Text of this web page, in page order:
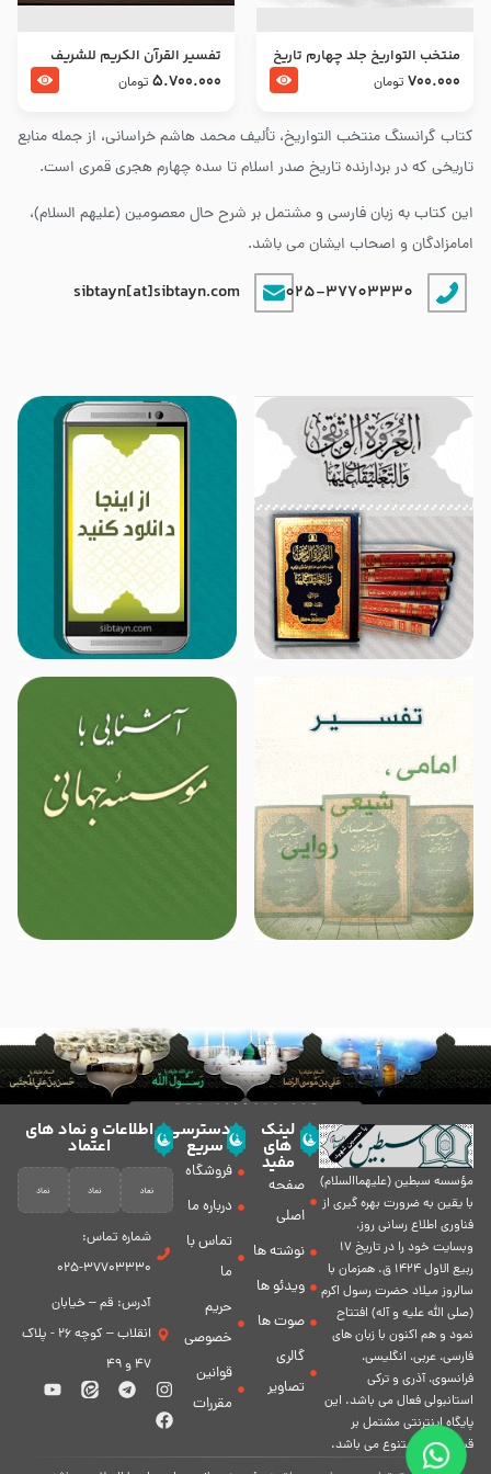
کتاب گرانسنگ منتخب التواريخ، تألیف محمد هاشم خراسانی، از جمله منابع
تاریخی که در بردارنده تاریخ صدر اسلام تا سده چهارم هجری قمری است.
این کتاب به زبان فارسی و مشتمل بر شرح حال معصومین (علیهم السلام)،
امامزادگان و اصحاب ایشان می باشد.
025-37703330
sibtayn[at]sibtayn.com
منتخب التواریخ جلد چهارم تاریخ
امام زین العابدین و امام محمد
700.000 تومان
تفسير القرآن الكريم للشريف
المرتضي قدس سرّه
5.700.000 تومان
مؤسسه سبطين (عليهماالسلام)
با يقين به ضرورت بهره گیرى از
فناورى اطلاع رسانى روز،
وبسایت خود را در تاريخ 17
ربيع الاول 1424 ق. همزمان با
سالروز ميلاد حضرت رسول اكرم
(صلی الله علیه و آله) افتتاح
نمود و هم اكنون با زبان های
فارسی، عربى، انگلیسی،
فرانسوی، آذری و ترکی
استانبولی فعال مى باشد. اين
پايگاه اينترنتى مشتمل بر
قسمت هاى متنوع مى باشد.
لینک
های
مفید
صفحه
اصلی
نوشته ها
ویدئو ها
صوت ها
گالری
تصاویر
دسترسی
سریع
فروشگاه
درباره ما
تماس با
ما
حریم
خصوصی
قوانین
مقررات
اطلاعات و نماد های
اعتماد
شماره تماس:
37703330-025
آدرس: قم – خیابان
انقلاب – کوچه 26 - پلاک
47 و 49